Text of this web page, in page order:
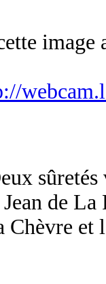
de
Chèvre et